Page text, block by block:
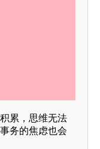
累，思维无法
务的焦虑也会